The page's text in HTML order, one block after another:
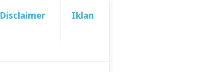
Disclaimer Iklan